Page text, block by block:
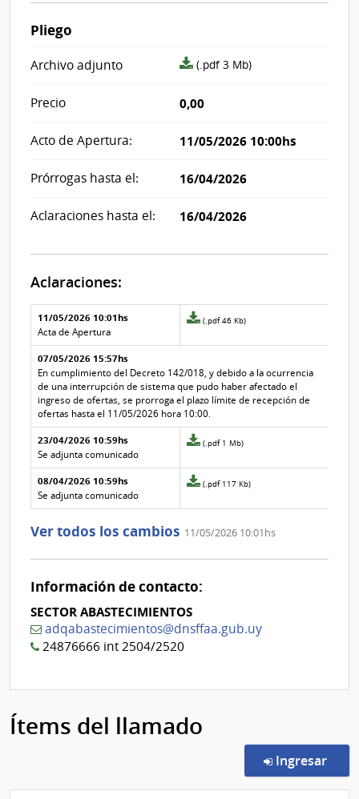
Pliego
Archivo adjunto
archivo
(.pdf 3 Mb)
Precio 0,00
Acto de Apertura: 11/05/2026 10:00hs
Prórrogas hasta el: 16/04/2026
Aclaraciones hasta el: 16/04/2026
Aclaraciones:
Aclaraciones del llamado
Fecha y
texto de
la
aclaración
Archivo
de la
aclaración
11/05/2026 10:01hs
Acta de Apertura
Archivo
de
aclaración
Nº
3
(.pdf 46 Kb)
07/05/2026 15:57hs
En cumplimiento del Decreto 142/018, y debido a la ocurrencia
de una interrupción de sistema que pudo haber afectado el
ingreso de ofertas, se prorroga el plazo límite de recepción de
ofertas hasta el 11/05/2026 hora 10:00.
23/04/2026 10:59hs
Se adjunta comunicado
Archivo
de
la
Nº
(.pdf 1 Mb)
08/04/2026 10:59hs
Se adjunta comunicado
Archivo
de
aclaración
0
(.pdf 117 Kb)
Ver todos los cambios 11/05/2026 10:01hs
Información de contacto:
SECTOR ABASTECIMIENTOS
adqabastecimientos@dnsffaa.gub.uy
24876666 int 2504/2520
Ítems del llamado
Ingresar